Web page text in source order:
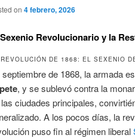
on 4 febrero, 2026
Revolucionario y la
DE 1868: EL SEXENIO
septiembre de 1868, la armada
, y se sublevó contra la
ciudades principales,
A los pocos días, la
puso fin al régimen liberal